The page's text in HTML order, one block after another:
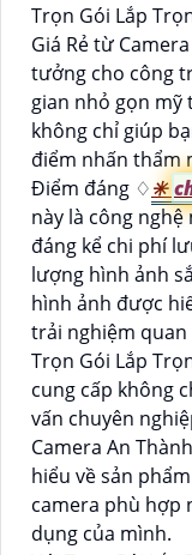
Trọn Gói Lắp
Giá Rẻ từ
tưởng cho công
gian nhỏ gọn mỹ
không chỉ giúp
điểm nhấn thẩm
Điểm đáng ♢✳️
này là công
đáng kể chi phí
lượng hình ảnh
hình ảnh được
trải nghiệm
Trọn Gói Lắp
cung cấp không
vấn chuyên
Camera An
hiểu về sản
camera phù hợp
dụng của mình.